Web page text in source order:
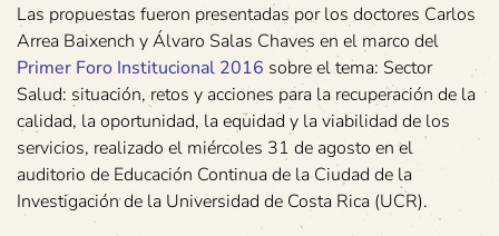
Las propuestas fueron presentadas por los doctores Carlos
Arrea Baixench y Álvaro Salas Chaves en el marco del
Primer Foro Institucional 2016 sobre el tema: Sector
Salud: situación, retos y acciones para la recuperación de la
calidad, la oportunidad, la equidad y la viabilidad de los
servicios, realizado el miércoles 31 de agosto en el
auditorio de Educación Continua de la Ciudad de la
Investigación de la Universidad de Costa Rica (UCR).